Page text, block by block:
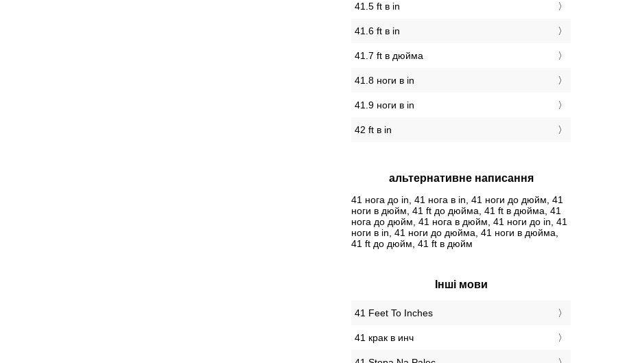
41.5 ft в in
41.6 ft в in
41.7 ft в дюйма
41.8 ноги в in
41.9 ноги в in
42 ft в in
альтернативне написання
41 нога до in, 41 нога в in, 41 ноги до дюйм, 41
ноги в дюйм, 41 ft до дюйма, 41 ft в дюйма, 41
нога до дюйм, 41 нога в дюйм, 41 ноги до in, 41
ноги в in, 41 ноги до дюйма, 41 ноги в дюйма,
41 ft до дюйм, 41 ft в дюйм
Інші мови
‎41 Feet To Inches
‎41 крак в инч